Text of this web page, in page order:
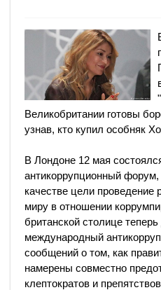
Великобритании готовы
узнав, кто купил особняк
В Лондоне 12 мая
антикоррупционный
качестве цели проведение
миру в отношении
британской столице
международный
сообщений о том, как
намерены совместно
клептократов и